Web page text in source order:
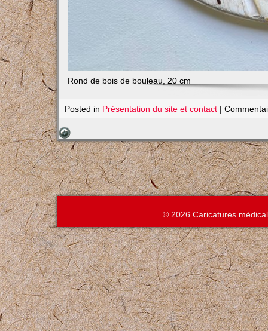
Rond de bois de bouleau, 20 cm
Posted in Présentation du site et contact |
© 2026 Caricatures